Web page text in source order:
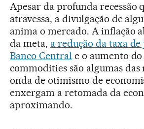
Apesar da profunda recessão
atravessa, a divulgação de
anima o mercado. A inflação
da meta, a redução da taxa
Banco Central e o aumento
commodities são algumas das
onda de otimismo de
enxergam a retomada da
aproximando.